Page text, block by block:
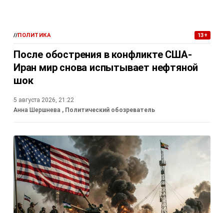
//ПОЛИТИКА 13+
После обострения в конфликте США-
Иран мир снова испытывает нефтяной
шок
5 августа 2026, 21:22
Анна Шершнева , Политический обозреватель